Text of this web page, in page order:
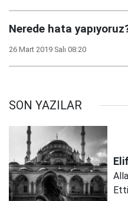
Nerede hata
26 Mart 2019 Salı 08:20
SON YAZILAR
Elif